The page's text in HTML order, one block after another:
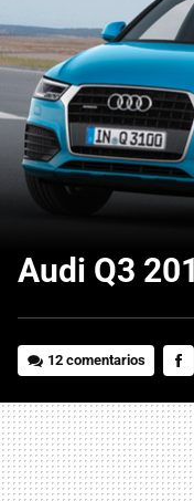
Audi Q3
12 comentarios